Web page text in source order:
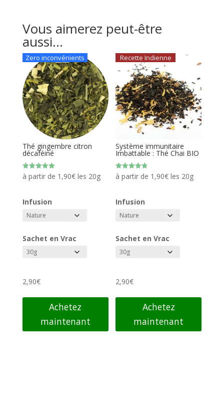
Vous aimerez peut-être
aussi…
Zero inconvénients
Thé gingembre citron
décaféiné
Note
5.00
à partir de 1,90€les 20g
Infusion
Sachet en Vrac
2,90€
Achetez
maintenant
Recette Indienne
Système immunitaire
Imbattable : Thé Chai BIO
Note
4.79
à partir de 1,90€ les 20g
Infusion
Sachet en Vrac
2,90€
Achetez
maintenant